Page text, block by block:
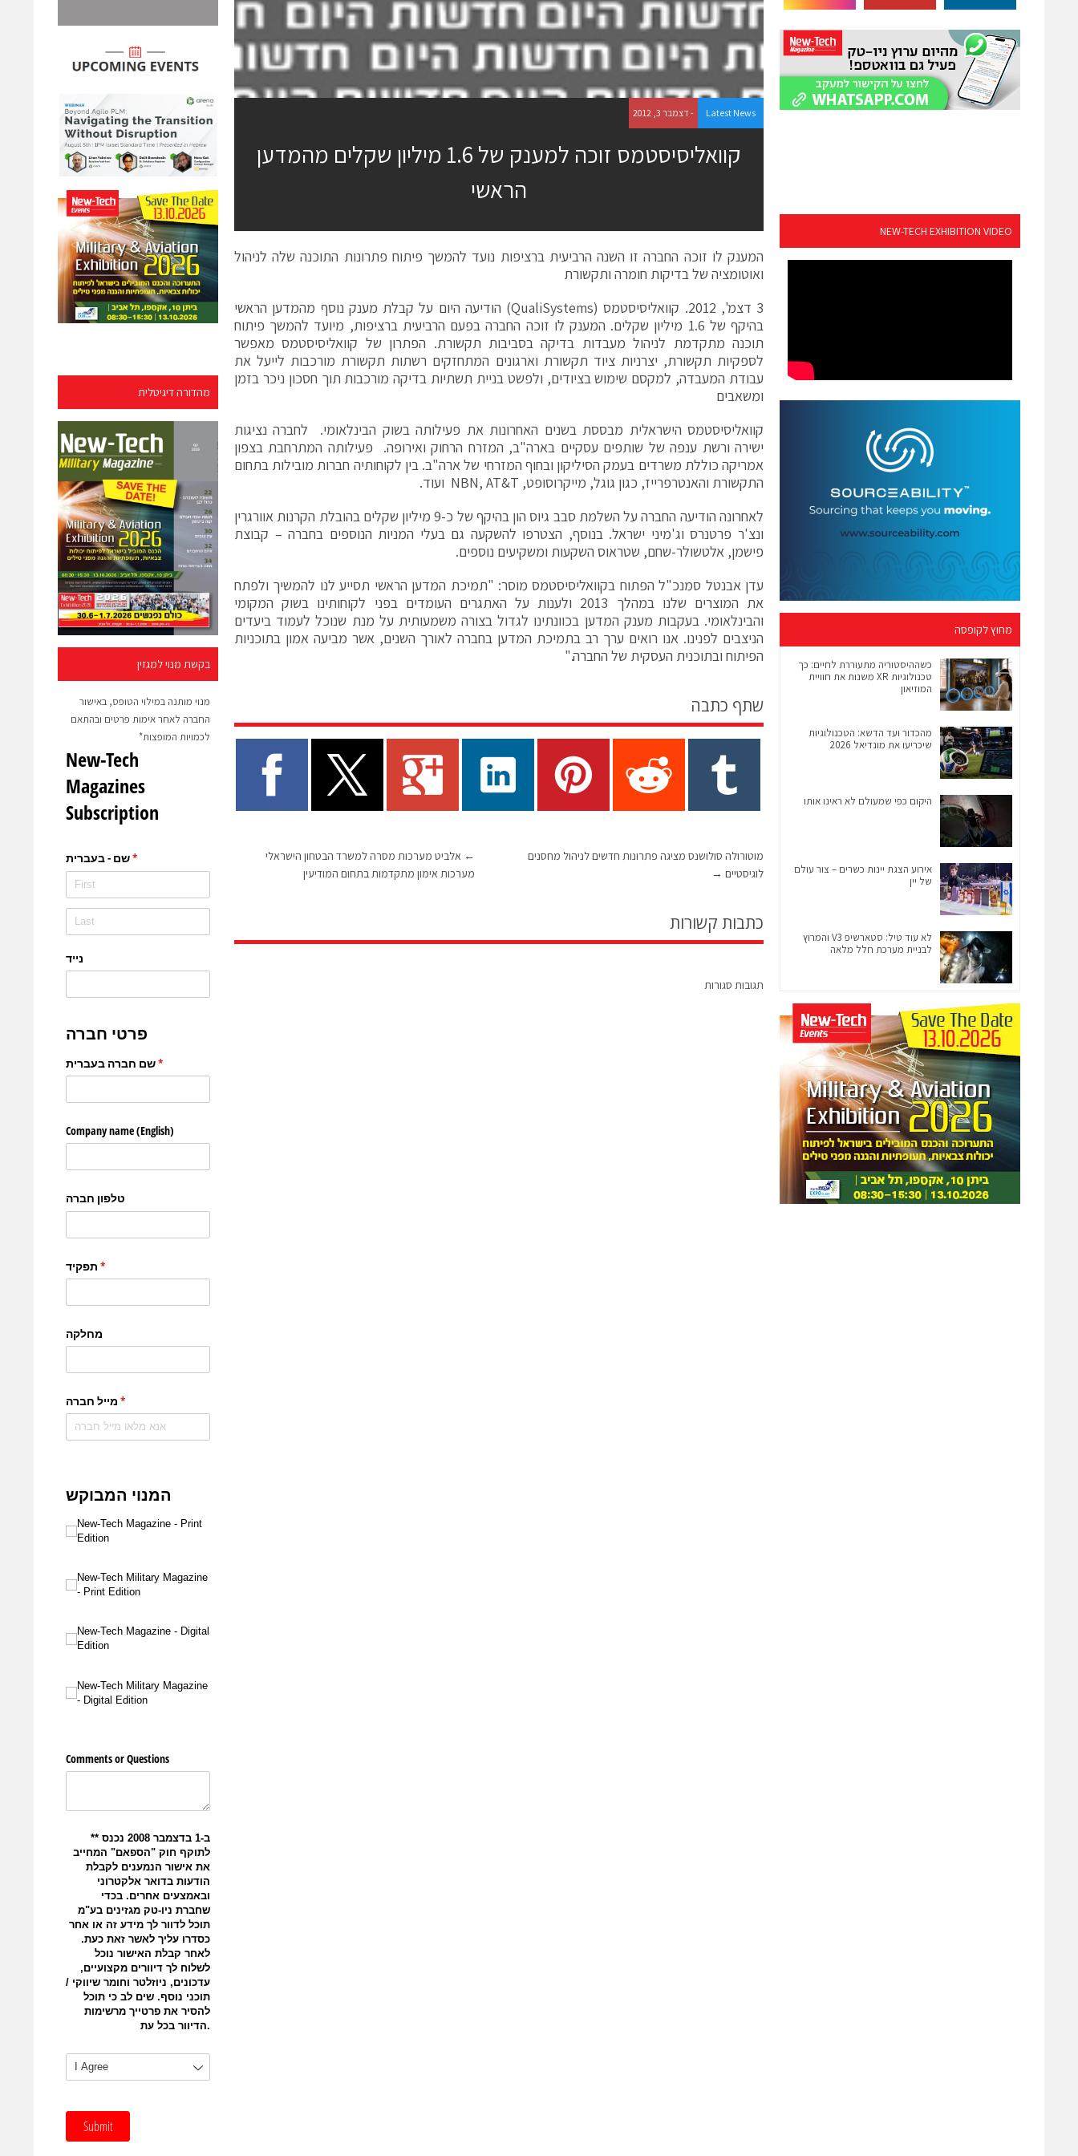
מהדורה דיגיטלית
בקשת מנוי למגזין
מנוי מותנה במילוי הטופס, באישור
החברה לאחר אימות פרטים ובהתאם
לכמויות המופצות*
Latest News - דצמבר 3, 2012
קוואליסיסטמס זוכה למענק של 1.6 מיליון שקלים מהמדען
הראשי
המענק לו זוכה החברה זו השנה הרביעית ברציפות נועד להמשך פיתוח פתרונות התוכנה שלה לניהול
ואוטומציה של בדיקות חומרה ותקשורת
3 דצמ', 2012. קוואליסיסטמס (QualiSystems) הודיעה היום על קבלת מענק נוסף מהמדען הראשי
בהיקף של 1.6 מיליון שקלים. המענק לו זוכה החברה בפעם הרביעית ברציפות, מיועד להמשך פיתוח
תוכנה מתקדמת לניהול מעבדות בדיקה בסביבות תקשורת. הפתרון של קוואליסיסטמס מאפשר
לספקיות תקשורת, יצרניות ציוד תקשורת וארגונים המתחזקים רשתות תקשורת מורכבות לייעל את
עבודת המעבדה, למקסם שימוש בציודים, ולפשט בניית תשתיות בדיקה מורכבות תוך חסכון ניכר בזמן
ומשאבים
קוואליסיסטמס הישראלית מבססת בשנים האחרונות את פעילותה בשוק הבינלאומי. לחברה נציגות
ישירה ורשת ענפה של שותפים עסקיים בארה"ב, המזרח הרחוק ואירופה. פעילותה המתרחבת בצפון
אמריקה כוללת משרדים בעמק הסיליקון ובחוף המזרחי של ארה"ב. בין לקוחותיה חברות מובילות בתחום
התקשורת והאנטרפרייז, כגון גוגל, מייקרוסופט, NBN, AT&T ועוד.
לאחרונה הודיעה החברה על השלמת סבב גיוס הון בהיקף של כ-9 מיליון שקלים בהובלת הקרנות אוורגרין
ונצ'ר פרטנרס וג'מיני ישראל. בנוסף, הצטרפו להשקעה גם בעלי המניות הנוספים בחברה – קבוצת
פישמן, אלטשולר-שחם, שטראוס השקעות ומשקיעים נוספים.
עדן אבנטל סמנכ"ל הפתוח בקוואליסיסטמס מוסר: "תמיכת המדען הראשי תסייע לנו להמשיך ולפתח
את המוצרים שלנו במהלך 2013 ולענות על האתגרים העומדים בפני לקוחותינו בשוק המקומי
והבינלאומי. בעקבות מענק המדען בכוונתינו לגדול בצורה משמעותית על מנת שנוכל לעמוד ביעדים
הניצבים לפנינו. אנו רואים ערך רב בתמיכת המדען בחברה לאורך השנים, אשר מביעה אמון בתוכניות
הפיתוח ובתוכנית העסקית של החברה."
שתף כתבה
← אלביט מערכות מסרה למשרד הבטחון הישראלי
מערכות אימון מתקדמות בתחום המודיעין
מוטורולה סולושנס מציגה פתרונות חדשים לניהול מחסנים
לוגיסטיים →
כתבות קשורות
תגובות סגורות
NEW-TECH EXHIBITION VIDEO
מחוץ לקופסה
כשההיסטוריה מתעוררת לחיים: כך
טכנולוגיות XR משנות את חוויית
המוזיאון
מהכדור ועד הדשא: הטכנולוגיות
שיכריעו את מונדיאל 2026
היקום כפי שמעולם לא ראינו אותו
אירוע הצגת יינות כשרים – צור עולם
של יין
לא עוד טיל: סטארשיפ V3 והמרוץ
לבניית מערכת חלל מלאה